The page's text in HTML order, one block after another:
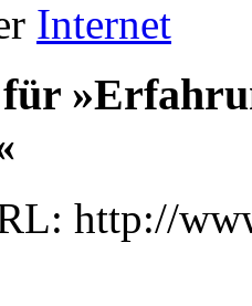
Internet
http://